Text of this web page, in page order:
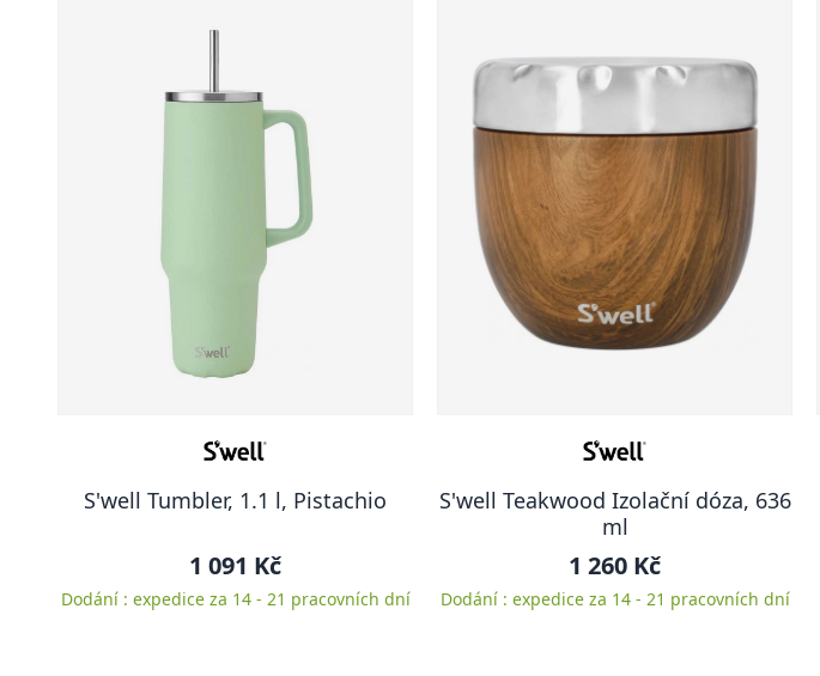
S'well Tumbler, 1.1 l, Pistachio
1 091 Kč
Dodání : expedice za 14 - 21 pracovních dní
S'well Teakwood Izolační dóza, 636
ml
1 260 Kč
Dodání : expedice za 14 - 21 pracovních dní